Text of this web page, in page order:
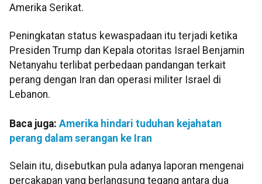
Amerika Serikat.
Peningkatan status kewaspadaan itu terjadi ketika
Presiden Trump dan Kepala otoritas Israel Benjamin
Netanyahu terlibat perbedaan pandangan terkait
perang dengan Iran dan operasi militer Israel di
Lebanon.
Baca juga: Amerika hindari tuduhan kejahatan
perang dalam serangan ke Iran
Selain itu, disebutkan pula adanya laporan mengenai
percakapan yang berlangsung tegang antara dua